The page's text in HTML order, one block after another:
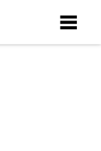
X
X
X
X
X